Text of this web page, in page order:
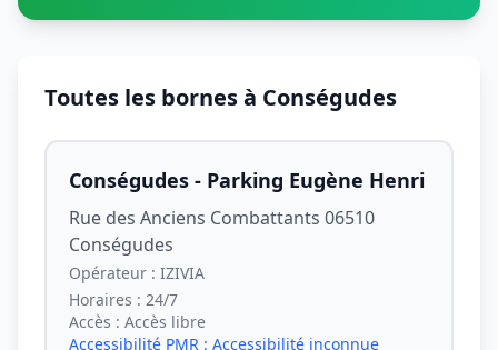
Toutes les bornes à Conségudes
Conségudes - Parking Eugène Henri
Rue des Anciens Combattants 06510
Conségudes
Opérateur : IZIVIA
Horaires : 24/7
Accès : Accès libre
Accessibilité PMR : Accessibilité inconnue